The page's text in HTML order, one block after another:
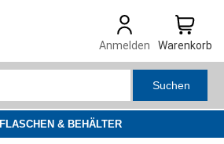
Anmelden Warenkorb
Suchen
FLASCHEN & BEHÄLTER